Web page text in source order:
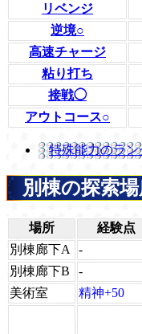
リベンジ
逆境○
高速チャージ
粘り打ち
接戦◯
アウトコース○
特殊能力のラン
別棟の探索
場所 経験点
別棟廊下A
-
別棟廊下B
-
美術室
精神+50